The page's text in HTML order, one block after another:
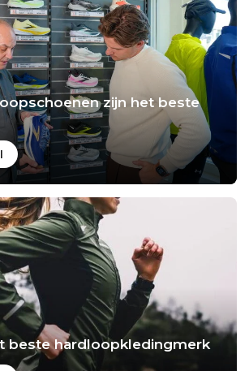
zijn het beste
beste hardloopkledingmerk